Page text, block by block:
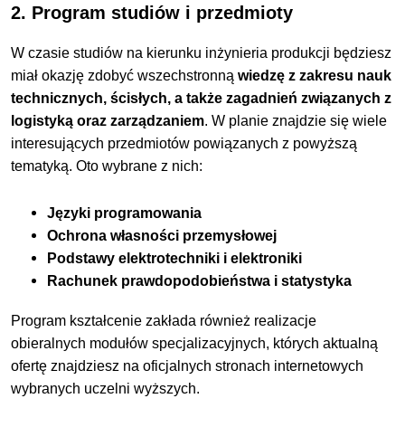
2. Program studiów i przedmioty
W czasie studiów na kierunku inżynieria produkcji będziesz
miał okazję zdobyć wszechstronnąwiedzę z zakresu nauk
technicznych, ścisłych, a także zagadnień związanych z
logistyką oraz zarządzaniem. W planie znajdzie się wiele
interesujących przedmiotów powiązanych z powyższą
tematyką. Oto wybrane z nich:
Języki programowania
Ochrona własności przemysłowej
Podstawy elektrotechniki i elektroniki
Rachunek prawdopodobieństwa i statystyka
Program kształcenie zakłada również realizacje
obieralnych modułów specjalizacyjnych, których aktualną
ofertę znajdziesz na oficjalnych stronach internetowych
wybranych uczelni wyższych.